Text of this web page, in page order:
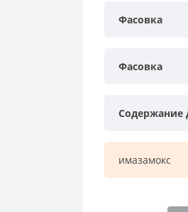
Фасовка
Фасовка
имазамокс